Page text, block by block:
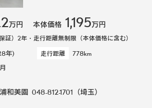
万円 本体価格 1,195万円
証）2年・走行距離無制限（本体価格に含む）
年) 走行距離 778km
和美園 048-812-1701 （埼玉）